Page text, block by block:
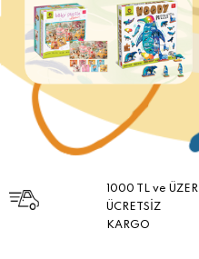
1000 TL ve ÜZERİ
ÜCRETSİZ
KARGO